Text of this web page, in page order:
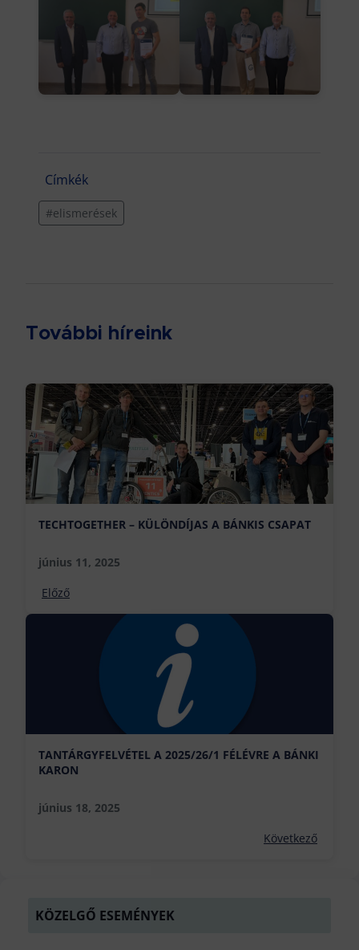
Címkék
#elismerések
További híreink
TECHTOGETHER – KÜLÖNDÍJAS A BÁNKIS CSAPAT
június 11, 2025
Előző
TANTÁRGYFELVÉTEL A 2025/26/1 FÉLÉVRE A BÁNKI
KARON
június 18, 2025
Következő
KÖZELGŐ ESEMÉNYEK